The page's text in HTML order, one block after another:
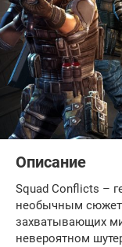
Описание
Squad Conflicts –
необычным
захватывающих
невероятном